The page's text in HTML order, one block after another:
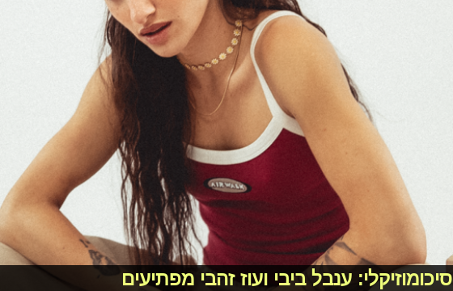
סיכומוזיקלי: ענבל ביבי ועוז זהבי מפתיעים